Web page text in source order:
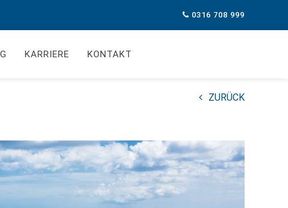
0316 708 999
KARRIERE KONTAKT
ZURÜCK